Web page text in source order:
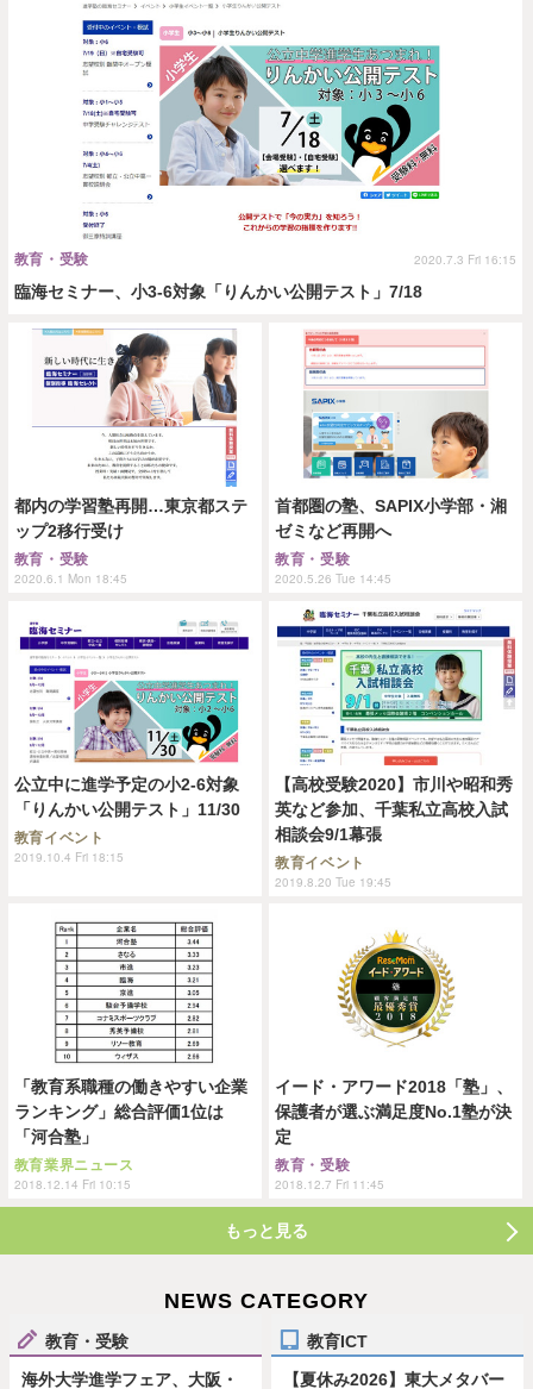
臨海セミナー、小3-6対象「りんかい公開テスト」7/18
教育・受験 2020.7.3 Fri 16:15
都内の学習塾再開…東京都ステ
ップ2移行受け
教育・受験
2020.6.1 Mon 18:45
首都圏の塾、SAPIX小学部・湘
ゼミなど再開へ
教育・受験
2020.5.26 Tue 14:45
公立中に進学予定の小2-6対象
「りんかい公開テスト」11/30
教育イベント
2019.10.4 Fri 18:15
【高校受験2020】市川や昭和秀
英など参加、千葉私立高校入試
相談会9/1幕張
教育イベント
2019.8.20 Tue 19:45
「教育系職種の働きやすい企業
ランキング」総合評価1位は
「河合塾」
教育業界ニュース
2018.12.14 Fri 10:15
イード・アワード2018「塾」、
保護者が選ぶ満足度No.1塾が決
定
教育・受験
2018.12.7 Fri 11:45
もっと見る
NEWS CATEGORY
教育・受験
海外大学進学フェア、大阪・
教育ICT
【夏休み2026】東大メタバー